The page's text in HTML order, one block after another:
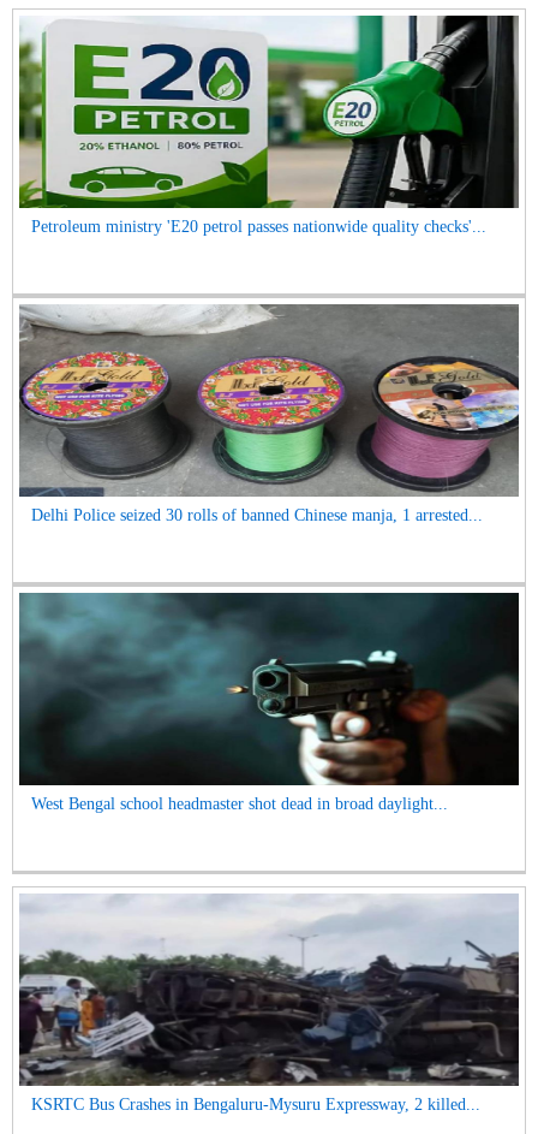
Petroleum ministry 'E20 petrol passes nationwide quality checks'...
Delhi Police seized 30 rolls of banned Chinese manja, 1 arrested...
West Bengal school headmaster shot dead in broad daylight...
KSRTC Bus Crashes in Bengaluru-Mysuru Expressway, 2 killed...